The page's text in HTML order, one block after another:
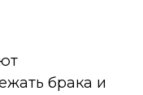
брака и